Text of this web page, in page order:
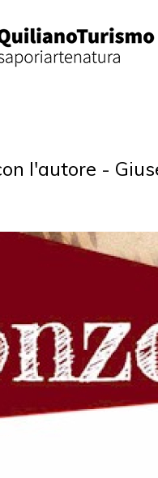
l'autore -